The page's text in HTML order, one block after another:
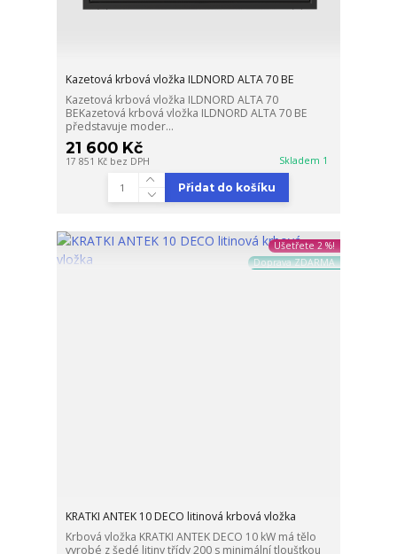
Kazetová krbová vložka ILDNORD ALTA 70 BE
Kazetová krbová vložka ILDNORD ALTA 70
BEKazetová krbová vložka ILDNORD ALTA 70 BE
představuje moder...
21 600 Kč
17 851 Kč bez DPH Skladem 1
Přidat do košíku
Ušetřete 2 %!
Doprava ZDARMA
KRATKI ANTEK 10 DECO litinová krbová vložka
Krbová vložka KRATKI ANTEK DECO 10 kW má tělo
vyrobé z šedé litiny třídy 200 s minimální tloušťkou